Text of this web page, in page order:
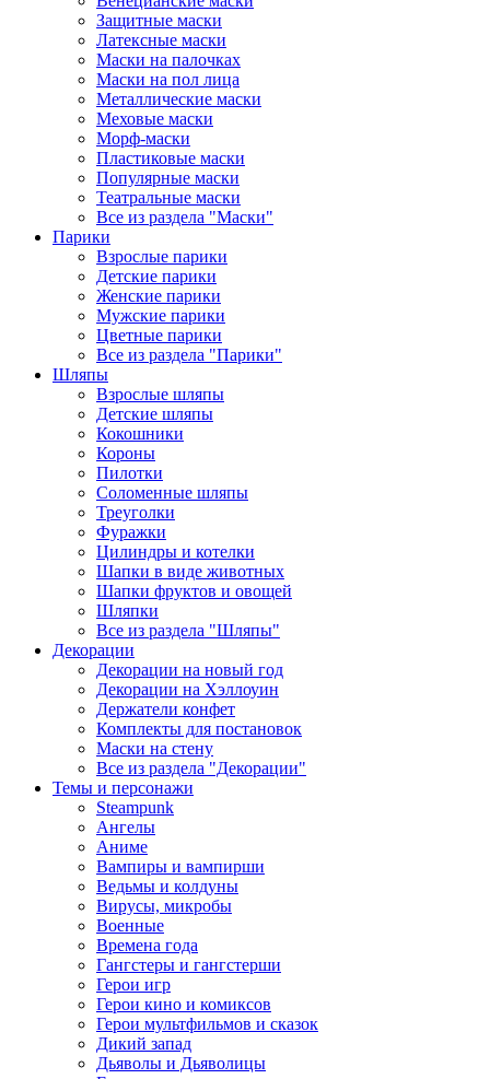
Защитные маски
Латексные маски
Маски на палочках
Маски на пол лица
Металлические маски
Меховые маски
Морф-маски
Пластиковые маски
Популярные маски
Театральные маски
Все из раздела "Маски"
Парики
Взрослые парики
Детские парики
Женские парики
Мужские парики
Цветные парики
Все из раздела "Парики"
Шляпы
Взрослые шляпы
Детские шляпы
Кокошники
Короны
Пилотки
Соломенные шляпы
Треуголки
Фуражки
Цилиндры и котелки
Шапки в виде животных
Шапки фруктов и овощей
Шляпки
Все из раздела "Шляпы"
Декорации
Декорации на новый год
Декорации на Хэллоуин
Держатели конфет
Комплекты для постановок
Маски на стену
Все из раздела "Декорации"
Темы и персонажи
Steampunk
Ангелы
Аниме
Вампиры и вампирши
Ведьмы и колдуны
Вирусы, микробы
Военные
Времена года
Гангстеры и гангстерши
Герои игр
Герои кино и комиксов
Герои мультфильмов и сказок
Дикий запад
Дьяволы и Дьяволицы